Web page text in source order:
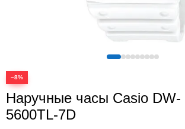
−8%
Наручные часы Casio DW-
5600TL-7D